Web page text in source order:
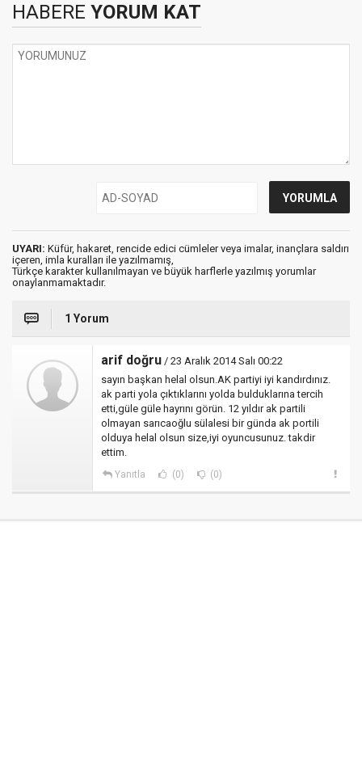
HABERE YORUM KAT
UYARI: Küfür, hakaret, rencide edici cümleler veya imalar, inançlara saldırı
içeren, imla kuralları ile yazılmamış,
Türkçe karakter kullanılmayan ve büyük harflerle yazılmış yorumlar
onaylanmamaktadır.
1 Yorum
arif doğru / 23 Aralık 2014 Salı 00:22
sayın başkan helal olsun.AK partiyi iyi kandırdınız.
ak parti yola çıktıklarını yolda bulduklarına tercih
etti,güle güle hayrını görün. 12 yıldır ak partili
olmayan sarıcaoğlu sülalesi bir günda ak portili
olduya helal olsun size,iyi oyuncusunuz. takdir
ettim.
Yanıtla (0) (0)